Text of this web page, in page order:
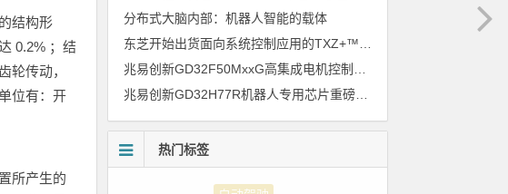
结构形
0.2% ；结
轮传动，
位有：开
所产生的
分布式大脑内部：机器人智能的载体
兆易创新GD32H77R机器人专用芯片重磅亮相，精准赋能伺服驱动与关节控制
热门标签